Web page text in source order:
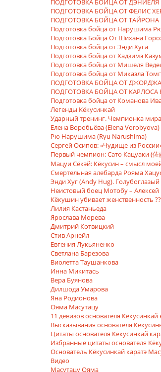
ПОДГОТОВКА БОЙЦА ОТ
ПОДГОТОВКА БОЙЦА ОТ ФЕЛИС
ПОДГОТОВКА БОЙЦА ОТ ТАЙРОНА
Подготовка бойца от Нарушима
Подготовка Бойца От Шихана
Подготовка бойца от Энди Хуга
Подготовка бойца от Хадзимэ
Подготовка бойца от Мишеля
Подготовка бойца от Микаэла
ПОДГОТОВКА БОЙЦА ОТ ДЖОРДЖА
ПОДГОТОВКА БОЙЦА ОТ КАРЛОСА
Подготовка бойца от Команова
Легенды Кёкусинкай
Ударный тренинг. Чемпионка
Елена Воробьёва (Elena Vorobyova)
Рю Нарушима (Ryu Narushima)
Сергей Осипов: «Чудище из
Первый чемпион: Сато Кацуаки (佐
Мацуи Сёкэй: Кёкусин – смысл
Смертельная алебарда Рояма
Энди Хуг (Andy Hug).
Неистовый боец Мотобу –
Кёкушин убивает женственность ??
Лилия Кастаньеда
Ярослава Морева
Дмитрий Котвицкий
Стив Арнейл
Евгения Лукьяненко
Светлана Барезова
Виолетта Таушанкова
Инна Микитась
Вера Буянова
Дилшода Умарова
Яна Родионова
Ояма Масутацу
11 девизов основателя
Высказывания основателя
Цитаты основателя Кёкусинкай
Избранные цитаты основателя
Основатель Кёкусинкай каратэ
Видео
Масутацу Ояма